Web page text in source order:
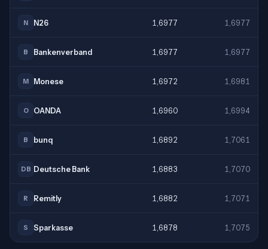
N N26 1,6977 1,6977
B Bankenverband 1,6977 1,6977
M Monese 1,6972 1,6981
O OANDA 1,6960 1,6994
B bunq 1,6892 1,7061
DB Deutsche Bank 1,6883 1,7070
R Remitly 1,6882 1,7071
S Sparkasse 1,6878 1,7075